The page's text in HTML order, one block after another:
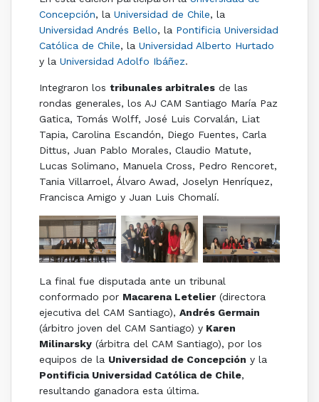
Concepción, la Universidad de Chile, la
Universidad Andrés Bello, la Pontificia Universidad
Católica de Chile, la Universidad Alberto Hurtado
y la Universidad Adolfo Ibáñez.
Integraron los tribunales arbitralesde las
rondas generales, los AJ CAM Santiago María Paz
Gatica, Tomás Wolff, José Luis Corvalán, Liat
Tapia, Carolina Escandón, Diego Fuentes, Carla
Dittus, Juan Pablo Morales, Claudio Matute,
Lucas Solimano, Manuela Cross, Pedro Rencoret,
Tania Villarroel, Álvaro Awad, Joselyn Henríquez,
Francisca Amigo y Juan Luis Chomalí.
La final fue disputada ante un tribunal
conformado por Macarena Letelier(directora
ejecutiva del CAM Santiago), Andrés Germain
(árbitro joven del CAM Santiago) yKaren
Milinarsky(árbitra del CAM Santiago), por los
equipos de la Universidad de Concepción y la
Pontificia Universidad Católica de Chile,
resultando ganadora esta última.